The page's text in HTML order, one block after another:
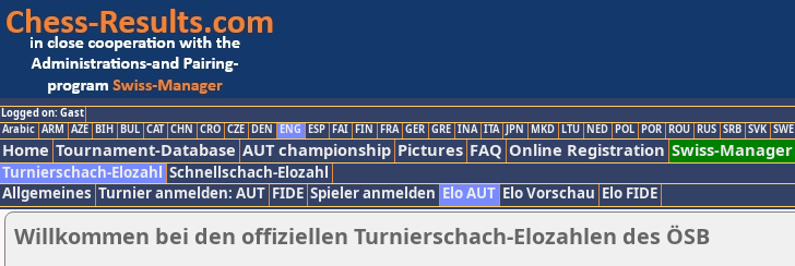
Logged on: Gast
Arabic ARM AZE BIH BUL CAT CHN CRO CZE DEN ENG ESP FAI FIN FRA GER GRE INA ITA JPN MKD LTU NED POL POR ROU RUS SRB SVK SWE
Home Tournament-Database AUT championship Pictures FAQ Online Registration Swiss-Manager
Turnierschach-Elozahl Schnellschach-Elozahl
Allgemeines Turnier anmelden: AUT FIDE Spieler anmelden Elo AUT Elo Vorschau Elo FIDE
Willkommen bei den offiziellen Turnierschach-Elozahlen des ÖSB